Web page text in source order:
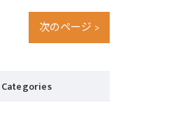
次のページ >
Categories